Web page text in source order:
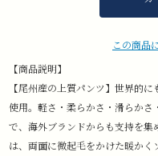
この商品
【商品説明】
【尾州産の上質パンツ】世界的
使用。軽さ・柔らかさ・滑らか
で、海外ブランドからも支持を
は、両面に微起毛をかけた暖か